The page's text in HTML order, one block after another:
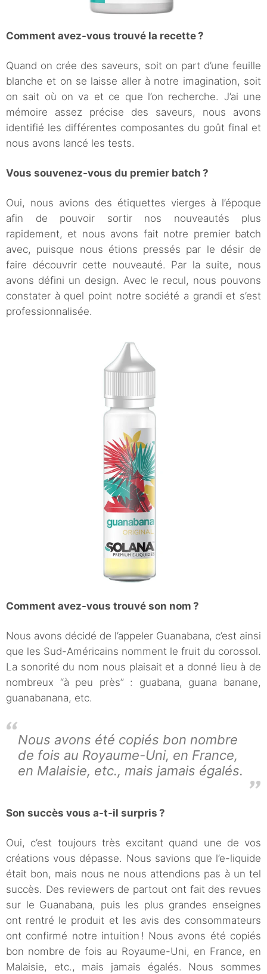
Comment avez-vous trouvé la recette ?
Quand on crée des saveurs, soit on part d’une feuille
blanche et on se laisse aller à notre imagination, soit
on sait où on va et ce que l’on recherche. J’ai une
mémoire assez précise des saveurs, nous avons
identifié les différentes composantes du goût final et
nous avons lancé les tests.
Vous souvenez-vous du premier batch ?
Oui, nous avions des étiquettes vierges à l’époque
afin de pouvoir sortir nos nouveautés plus
rapidement, et nous avons fait notre premier batch
avec, puisque nous étions pressés par le désir de
faire découvrir cette nouveauté. Par la suite, nous
avons défini un design. Avec le recul, nous pouvons
constater à quel point notre société a grandi et s’est
professionnalisée.
Comment avez-vous trouvé son nom ?
Nous avons décidé de l’appeler Guanabana, c’est ainsi
que les Sud-Américains nomment le fruit du corossol.
La sonorité du nom nous plaisait et a donné lieu à de
nombreux “à peu près” : guabana, guana banane,
guanabanana, etc.
Nous avons été copiés bon nombre
de fois au Royaume-Uni, en France,
en Malaisie, etc., mais jamais égalés.
Son succès vous a-t-il surpris ?
Oui, c’est toujours très excitant quand une de vos
créations vous dépasse. Nous savions que l’e-liquide
était bon, mais nous ne nous attendions pas à un tel
succès. Des reviewers de partout ont fait des revues
sur le Guanabana, puis les plus grandes enseignes
ont rentré le produit et les avis des consommateurs
ont confirmé notre intuition ! Nous avons été copiés
bon nombre de fois au Royaume-Uni, en France, en
Malaisie, etc., mais jamais égalés. Nous sommes